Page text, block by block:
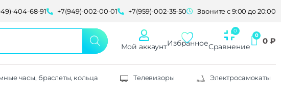
404-68-91 +7(949)-002-00-01 +7(959)-002-35-50 Звоните с 9:00 до 20:00
Мой аккаунтИзбранноеСравнение
0 ₽
часы, браслеты, кольца Телевизоры Электросамокаты